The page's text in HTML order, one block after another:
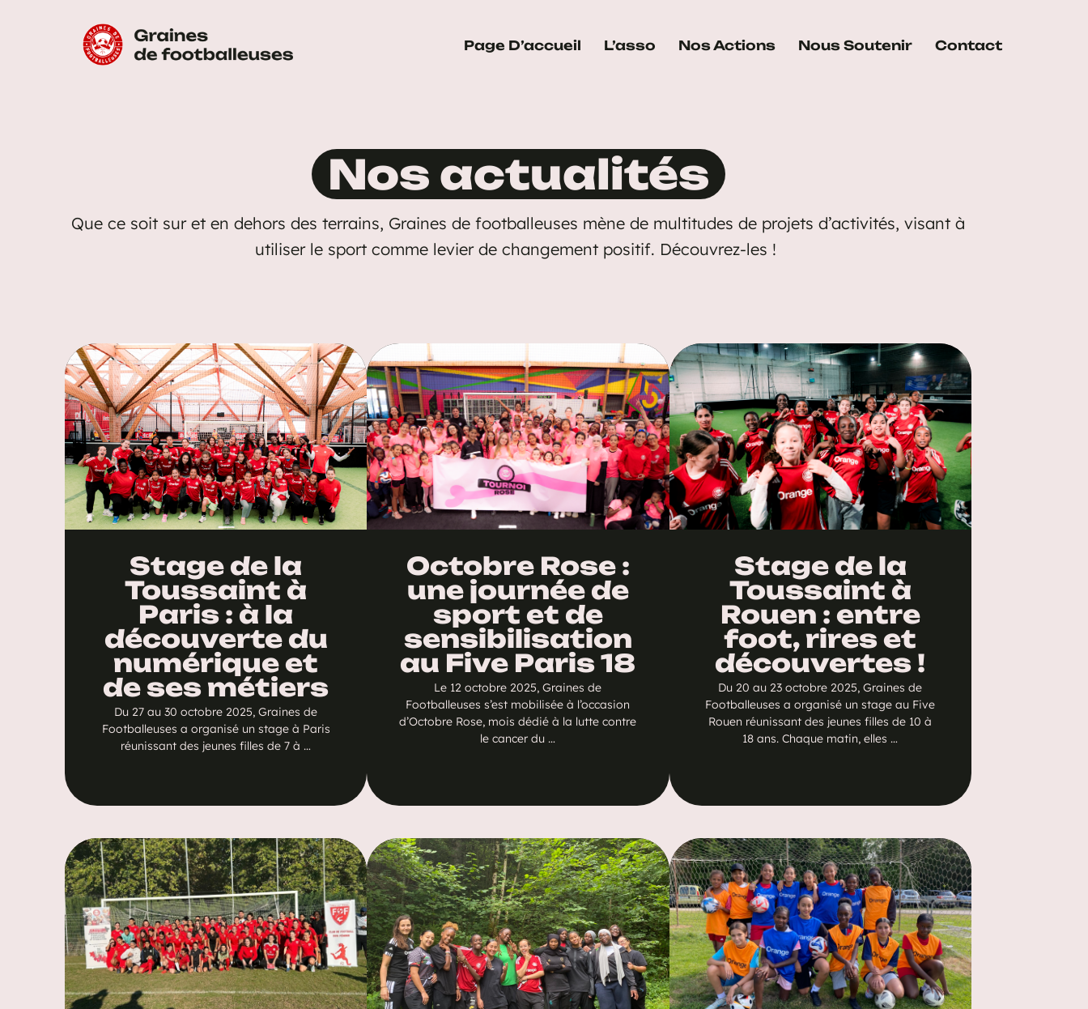
Page D’accueil L’asso Nos Actions Nous Soutenir Contact
Nos actualités
Que ce soit sur et en dehors des terrains, Graines de footballeuses mène de multitudes de projets d’activités, visant à
utiliser le sport comme levier de changement positif. Découvrez-les !
Stage de la
Toussaint à
Paris : à la
découverte du
numérique et
de ses métiers
Du 27 au 30 octobre 2025, Graines de
Footballeuses a organisé un stage à Paris
réunissant des jeunes filles de 7 à …
Octobre Rose :
une journée de
sport et de
sensibilisation
au Five Paris 18
Le 12 octobre 2025, Graines de
Footballeuses s’est mobilisée à l’occasion
d’Octobre Rose, mois dédié à la lutte contre
le cancer du …
Stage de la
Toussaint à
Rouen : entre
foot, rires et
découvertes !
Du 20 au 23 octobre 2025, Graines de
Footballeuses a organisé un stage au Five
Rouen réunissant des jeunes filles de 10 à
18 ans. Chaque matin, elles …